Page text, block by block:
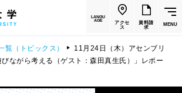
LANGU
AGE
アクセ
ス
資料請
求
MENU
覧（トピックス）
11月24日（木）アセンブリ
ながら考える（ゲスト：森田真生氏）」レポー